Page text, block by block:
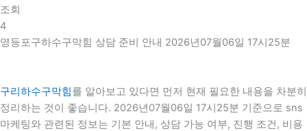
조회
4
영등포구하수구막힘 상담 준비 안내 2026년07월06일 17시25분
구리하수구막힘를 알아보고 있다면 먼저 현재 필요한 내용을 차분히
정리하는 것이 좋습니다. 2026년07월06일 17시25분 기준으로 sns
마케팅와 관련된 정보는 기본 안내, 상담 가능 여부, 진행 조건, 비용